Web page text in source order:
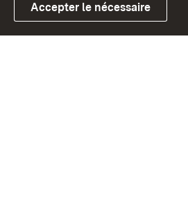
Link zum Landesportal
Accepter le nécessaire